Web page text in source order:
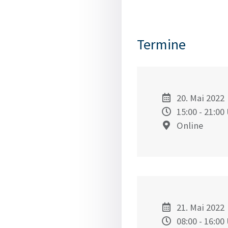
Termine
20. Mai 2022
15:00 - 21:00
Online
21. Mai 2022
08:00 - 16:00